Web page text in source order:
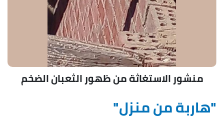
منشور الاستغاثة من ظهور الثعبان الضخم
"هاربة من منزل"